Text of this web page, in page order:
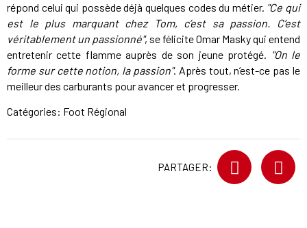
répond celui qui possède déjà quelques codes du métier. "Ce qui
est le plus marquant chez Tom, c’est sa passion. C’est
véritablement un passionné", se félicite Omar Masky qui entend
entretenir cette flamme auprès de son jeune protégé. "On le
forme sur cette notion, la passion". Après tout, n’est-ce pas le
meilleur des carburants pour avancer et progresser.
Catégories: Foot Régional
PARTAGER: